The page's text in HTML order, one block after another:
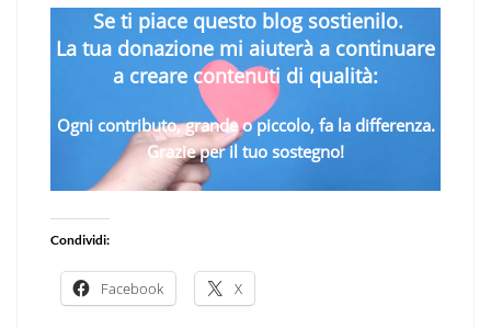
Se ti piace questo blog sostienilo.
La tua donazione mi aiuterà a continuare
a creare contenuti di qualità:
Ogni contributo, grande o piccolo, fa la differenza.
Grazie per il tuo sostegno!
Condividi:
Facebook X